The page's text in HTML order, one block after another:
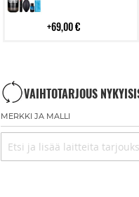
69,00 €
VAIHTOTARJOUS
MERKKI JA MALLI